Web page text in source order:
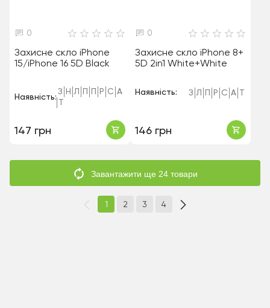
0
Захисне скло iPhone
15/iPhone 16 5D Black
Наявність:
З Н Л Р С А
147 грн
0
Захисне скло iPhone 8+
5D 2in1 White+White
Наявність: З Л Р С А
146 грн
Завантажити ще 24 товари
1 2 3 4